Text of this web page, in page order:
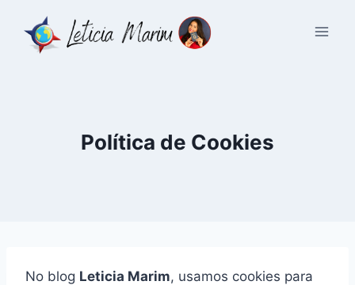
para
Política de Cookies
No blog Leticia Marim, usamos cookies para